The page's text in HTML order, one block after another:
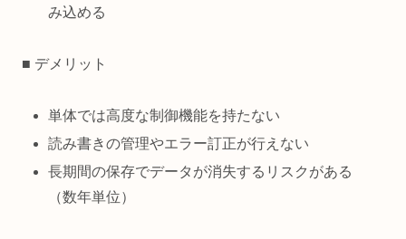
み込める
■ デメリット
単体では高度な制御機能を持たない
読み書きの管理やエラー訂正が行えない
長期間の保存でデータが消失するリスクがある
（数年単位）